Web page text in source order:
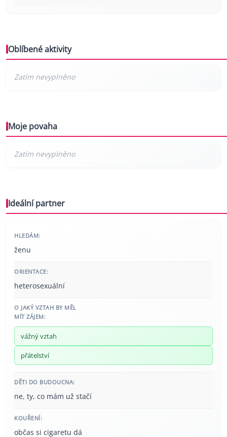
Oblíbené aktivity
Moje povaha
Ideální partner
HLEDÁM:
ženu
ORIENTACE:
heterosexuální
O JAKÝ VZTAH BY MĚL
MÍT ZÁJEM:
vážný vztah
přátelství
DĚTI DO BUDOUCNA:
ne, ty, co mám už stačí
KOUŘENÍ:
občas si cigaretu dá